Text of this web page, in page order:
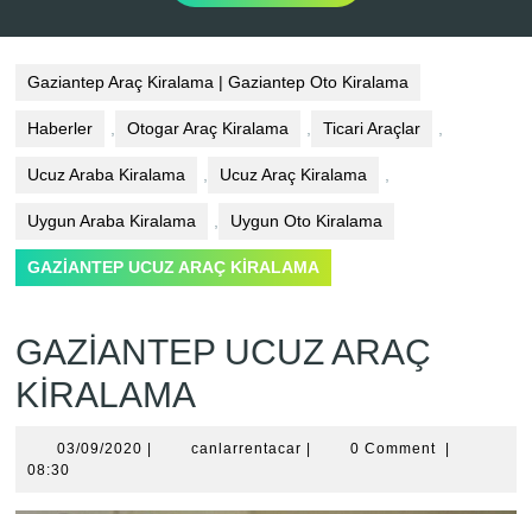
Gaziantep Araç Kiralama | Gaziantep Oto Kiralama
Haberler , Otogar Araç Kiralama , Ticari Araçlar ,
Ucuz Araba Kiralama , Ucuz Araç Kiralama ,
Uygun Araba Kiralama , Uygun Oto Kiralama
GAZİANTEP UCUZ ARAÇ KİRALAMA
GAZİANTEP UCUZ ARAÇ
KİRALAMA
03/09/2020 03/09/2020canlarrentacar canlarrentacar
0 Comment
08:30